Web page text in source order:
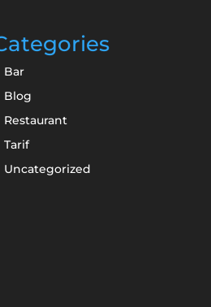
Bar
Blog
Restaurant
Tarif
Uncategorized